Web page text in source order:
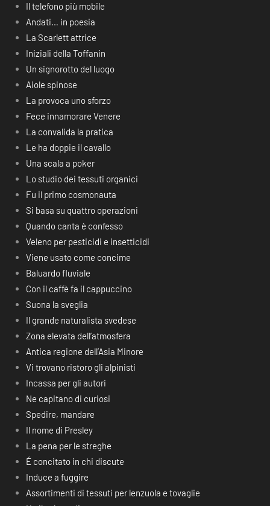
Il telefono più mobile
Andati… in poesia
La Scarlett attrice
Iniziali della Toffanin
Un signorotto del luogo
Aiole spinose
La provoca uno sforzo
Fece innamorare Venere
La convalida la pratica
Le ha doppie il cavallo
Una scala a poker
Lo studio dei tessuti organici
Fu il primo cosmonauta
Si basa su quattro operazioni
Quando canta è confesso
Veleno per pesticidi e insetticidi
Viene usato come concime
Baluardo fluviale
Con il caffè fa il cappuccino
Suona la sveglia
Il grande naturalista svedese
Zona elevata dell’atmosfera
Antica regione dell’Asia Minore
Vi trovano ristoro gli alpinisti
Incassa per gli autori
Ne capitano di curiosi
Spedire, mandare
Il nome di Presley
La pena per le streghe
É concitato in chi discute
Induce a fuggire
Assortimenti di tessuti per lenzuola e tovaglie